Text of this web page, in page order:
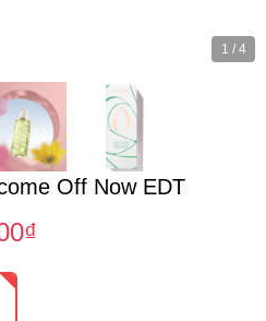
1 / 4
Off Now EDT